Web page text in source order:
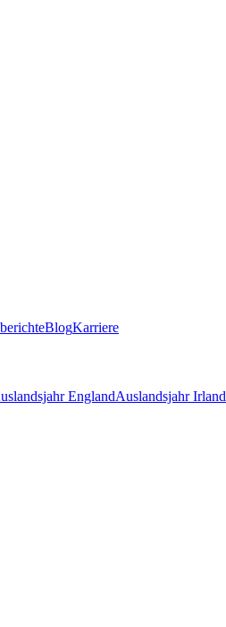
BlogKarriere
EnglandAuslandsjahr Irland